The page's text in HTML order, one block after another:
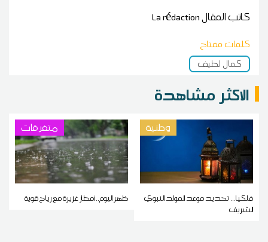
كاتب المقالLa rédaction
كلمات مفتاح
كمال لطيف
الاكثر مشاهدة
وطنية
فلكيا... تحديد موعد المولد النبوي
الشريف
متفرقات
ظهر اليوم.. أمطار غزيرة مع رياح قوية